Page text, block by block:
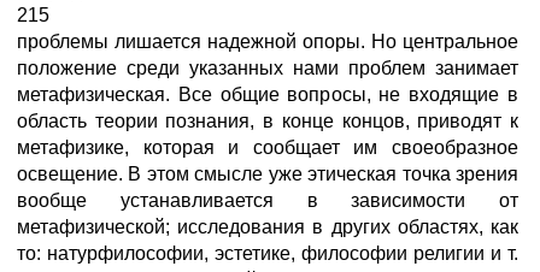
215
проблемы лишается надежной опоры. Но центральное
положение среди указанных нами проблем занимает
метафизическая. Все общие вопросы, не входящие в
область теории познания, в конце концов, приводят к
метафизике, которая и сообщает им своеобразное
освещение. В этом смысле уже этическая точка зрения
вообще устанавливается в зависимости от
метафизической; исследования в других областях, как
то: натурфилософии, эстетике, философии религии и т.